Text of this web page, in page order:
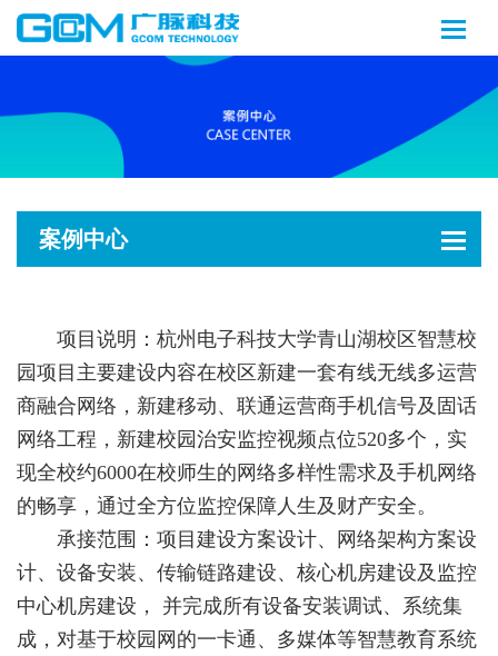
案例中心
项目说明：杭州电子科技大学青山湖校区智慧校
园项目主要建设内容在校区新建一套有线无线多运营
商融合网络，新建移动、联通运营商手机信号及固话
网络工程，新建校园治安监控视频点位520多个，实
现全校约6000在校师生的网络多样性需求及手机网络
的畅享，通过全方位监控保障人生及财产安全。
承接范围：项目建设方案设计、网络架构方案设
计、设备安装、传输链路建设、核心机房建设及监控
中心机房建设， 并完成所有设备安装调试、系统集
成，对基于校园网的一卡通、多媒体等智慧教育系统